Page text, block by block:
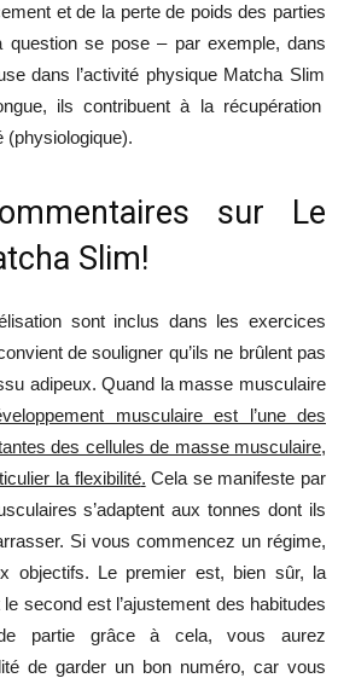
et de la pertede poids des parties
question se pose – par exemple, dans
dans l’activité physique Matcha Slim
, ils contribuent à la récupération
(physiologique).
sur Le
Slim!
sont inclus dans les exercices
desouligner qu’ils ne brûlentpas
adipeux.Quand la masse musculaire
musculaire est l’une des
des cellules de masse musculaire,
la flexibilité. Cela se manifeste par
s’adaptent aux tonnes dont ils
. Si vous commencez un régime,
objectifs. Le premier est, bien sûr, la
le second est l’ajustement des habitudes
partie grâceà cela, vous aurez
de garder un bon numéro, car vous